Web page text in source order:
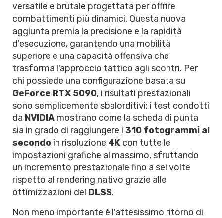
versatile e brutale progettata per offrire
combattimenti più dinamici. Questa nuova
aggiunta premia la precisione e la rapidità
d'esecuzione, garantendo una mobilità
superiore e una capacità offensiva che
trasforma l'approccio tattico agli scontri. Per
chi possiede una configurazione basata su
GeForce RTX 5090, i risultati prestazionali
sono semplicemente sbalorditivi: i test condotti
da NVIDIA mostrano come la scheda di punta
sia in grado di raggiungere i 310 fotogrammi al
secondo in risoluzione 4K con tutte le
impostazioni grafiche al massimo, sfruttando
un incremento prestazionale fino a sei volte
rispetto al rendering nativo grazie alle
ottimizzazioni del DLSS.
Non meno importante è l'attesissimo ritorno di